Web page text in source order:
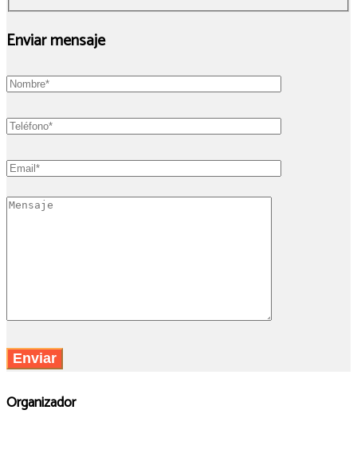
Enviar mensaje
Organizador